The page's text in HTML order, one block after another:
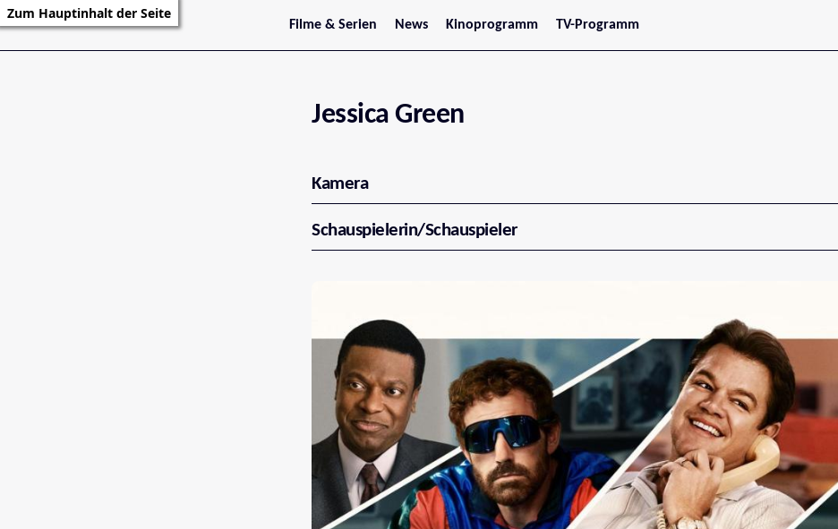
Zum Hauptinhalt der Seite
Filme & Serien
Trailer
Serienarchiv
News
Stars
Kinoprogramm
Jetzt im Kino
Tirol
Vorarlberg
TV-Programm
Jessica Green
Kamera
Schauspielerin/Schauspieler